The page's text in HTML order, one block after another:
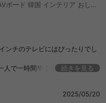
ボード 韓国 インテリア おしゃ
ンチのテレビにはぴったりでし
で一時間半くらいはかかりま
続きを見る
2025/05/20